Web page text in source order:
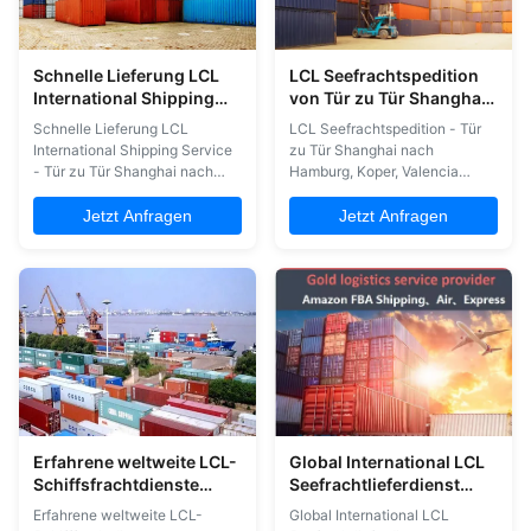
Schnelle Lieferung LCL
International Shipping
Service Tür zu Tür
Shanghai nach Australien
Sydney
Schnelle Lieferung LCL
International Shipping Service
- Tür zu Tür Shanghai nach
Professionelle
Speditionsdienste von
FBA-Versand und umfassende
Logistiklösungen.
Kerndienstleistungen und -
fähigkeiten Luft- und
Seefrachtdienstleis...
Jetzt Anfragen
LCL Seefrachtspedition
von Tür zu Tür Shanghai
nach Hamburg Koper
Valencia
LCL Seefrachtspedition - Tür
zu Tür Shanghai nach
Hamburg, Koper, Valencia
Schifffahrtsdienstleistungen
Luft- und Seefracht-Haus-zu-
Versendungen Vollständige
Zollabfertigung und
Zollzahlung für Einfuhren aus
den USA Dienstleistungen im
Bereich Lagerhaltung und ...
Jetzt Anfragen
Erfahrene weltweite LCL-
Schiffsfrachtdienste
Ningbo Yiwu in die USA
Erfahrene weltweite LCL-
Global International LCL
Seefrachtlieferdienst
Shanghai nach Dallas
Global International LCL